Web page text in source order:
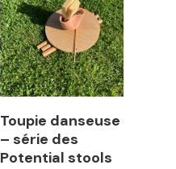
Read more
Toupie danseuse
– série des
Potential stools